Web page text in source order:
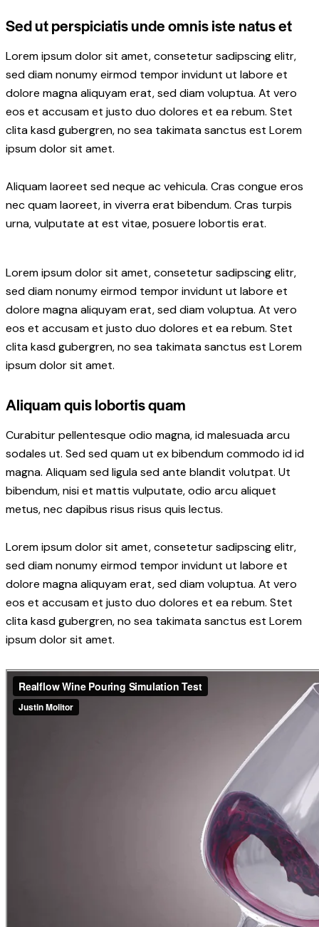
Sed ut perspiciatis unde omnis iste natus et
Lorem ipsum dolor sit amet, consetetur sadipscing elitr,
sed diam nonumy eirmod tempor invidunt ut labore et
dolore magna aliquyam erat, sed diam voluptua. At vero
eos et accusam et justo duo dolores et ea rebum. Stet
clita kasd gubergren, no sea takimata sanctus est Lorem
ipsum dolor sit amet.
Aliquam laoreet sed neque ac vehicula. Cras congue eros
nec quam laoreet, in viverra erat bibendum. Cras turpis
urna, vulputate at est vitae, posuere lobortis erat.
Lorem ipsum dolor sit amet, consetetur sadipscing elitr,
sed diam nonumy eirmod tempor invidunt ut labore et
dolore magna aliquyam erat, sed diam voluptua. At vero
eos et accusam et justo duo dolores et ea rebum. Stet
clita kasd gubergren, no sea takimata sanctus est Lorem
ipsum dolor sit amet.
Aliquam quis lobortis quam
Curabitur pellentesque odio magna, id malesuada arcu
sodales ut. Sed sed quam ut ex bibendum commodo id id
magna. Aliquam sed ligula sed ante blandit volutpat. Ut
bibendum, nisi et mattis vulputate, odio arcu aliquet
metus, nec dapibus risus risus quis lectus.
Lorem ipsum dolor sit amet, consetetur sadipscing elitr,
sed diam nonumy eirmod tempor invidunt ut labore et
dolore magna aliquyam erat, sed diam voluptua. At vero
eos et accusam et justo duo dolores et ea rebum. Stet
clita kasd gubergren, no sea takimata sanctus est Lorem
ipsum dolor sit amet.